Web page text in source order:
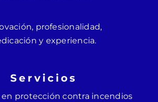
profesionalidad,
y experiencia.
Servicios
en protección contra incendios